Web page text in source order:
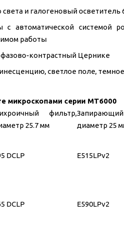
и галогеновый осветитель
автоматической системой
работы
контрастный Цернике
светлое поле,
микроскопами серии MT6000
фильтр,
25.7 мм
диаметр 25
DCLP E515LPv2
DCLP E590LPv2